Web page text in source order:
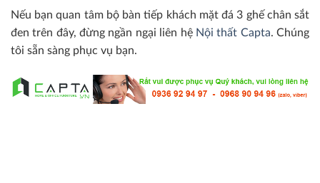
Nếu bạn quan tâm bộ bàn tiếp khách mặt đá 3 ghế chân sắt
đen trên đây, đừng ngần ngại liên hệ Nội thất Capta. Chúng
tôi sẵn sàng phục vụ bạn.